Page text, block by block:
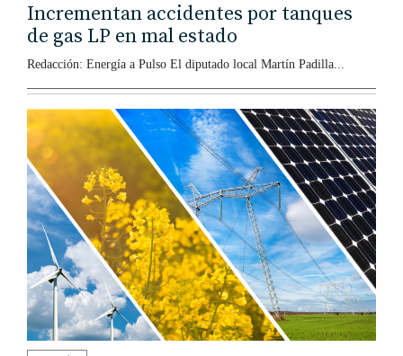
Incrementan accidentes por tanques
de gas LP en mal estado
Redacción: Energía a Pulso El diputado local Martín Padilla...